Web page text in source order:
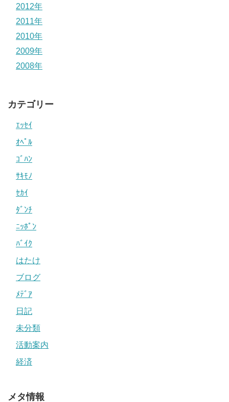
2012年
2011年
2010年
2009年
2008年
カテゴリー
ｴｯｾｲ
ｵﾍﾟﾙ
ｺﾞﾊﾝ
ｻｷﾓﾉ
ｾｶｲ
ﾀﾞﾝﾁ
ﾆｯﾎﾟﾝ
ﾊﾞｲｸ
はたけ
ブログ
ﾒﾃﾞｱ
日記
未分類
活動案内
経済
メタ情報